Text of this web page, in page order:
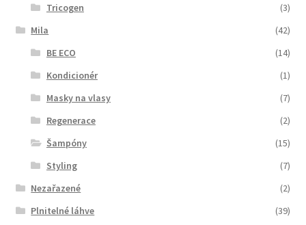
Tricogen
(3)
Mila
(42)
BE ECO
(14)
Kondicionér
(1)
Masky na vlasy
(7)
Regenerace
(2)
Šampóny
(15)
Styling
(7)
Nezařazené
(2)
Plnitelné láhve
(39)